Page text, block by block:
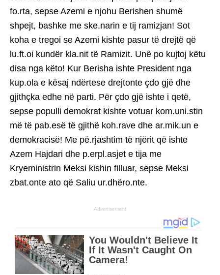
fo.rta, sepse Azemi e njohu Berishen shumë
shpejt, bashke me ske.narin e tij ramizjan! Sot
koha e tregoi se Azemi kishte pasur të drejtë që
lu.ft.oi kundër kla.nit të Ramizit. Unë po kujtoj këtu
disa nga këto! Kur Berisha ishte President nga
kup.ola e kësaj ndërtese drejtonte çdo gjë dhe
gjithçka edhe në parti. Për çdo gjë ishte i qetë,
sepse populli demokrat kishte votuar kom.uni.stin
më të pab.esë të gjithë koh.rave dhe ar.mik.un e
demokracisë! Me pë.rjashtim të njërit që ishte
Azem Hajdari dhe p.erpl.asjet e tija me
Kryeministrin Meksi kishin filluar, sepse Meksi
zbat.onte ato që Saliu ur.dhëro.nte.
Advertisement